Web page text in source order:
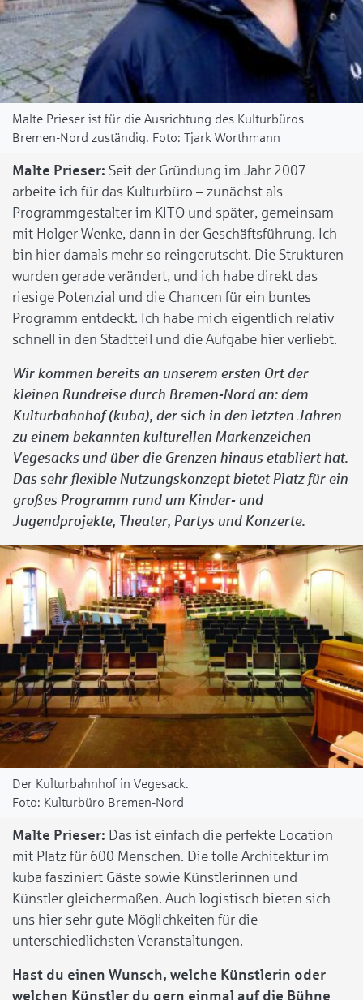
Malte Prieser ist für die Ausrichtung des Kulturbüros
Bremen-Nord zuständig.
Tjark Worthmann
Malte Prieser: Seit der Gründung im Jahr 2007
arbeite ich für das Kulturbüro – zunächst als
Programmgestalter im KITO und später, gemeinsam
mit Holger Wenke, dann in der Geschäftsführung. Ich
bin hier damals mehr so reingerutscht. Die Strukturen
wurden gerade verändert, und ich habe direkt das
riesige Potenzial und die Chancen für ein buntes
Programm entdeckt. Ich habe mich eigentlich relativ
schnell in den Stadtteil und die Aufgabe hier verliebt.
Wir kommen bereits an unserem ersten Ort der
kleinen Rundreise durch Bremen-Nord an: dem
Kulturbahnhof (kuba), der sich in den letzten Jahren
zu einem bekannten kulturellen Markenzeichen
Vegesacks und über die Grenzen hinaus etabliert hat.
Das sehr flexible Nutzungskonzept bietet Platz für ein
großes Programm rund um Kinder- und
Jugendprojekte, Theater, Partys und Konzerte.
Der Kulturbahnhof in Vegesack.
Kulturbüro Bremen-Nord
Malte Prieser: Das ist einfach die perfekte Location
mit Platz für 600 Menschen. Die tolle Architektur im
kuba fasziniert Gäste sowie Künstlerinnen und
Künstler gleichermaßen. Auch logistisch bieten sich
uns hier sehr gute Möglichkeiten für die
unterschiedlichsten Veranstaltungen.
Hast du einen Wunsch, welche Künstlerin oder
welchen Künstler du gern einmal auf die Bühne